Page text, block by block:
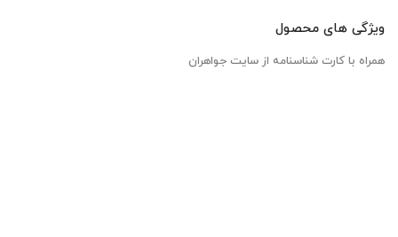
ویژگی های محصول
همراه با کارت شناسنامه از سایت جواهران